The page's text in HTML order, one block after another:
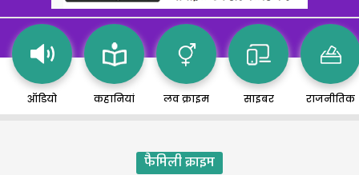
ऑडियो कहानियां लव क्राइम साइबर राजनीतिक
फैमिली क्राइम